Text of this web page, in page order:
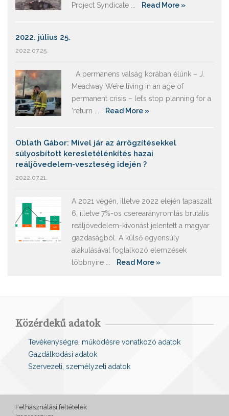
Project Syndicate ... Read More »
2022. július 25.
2022.07.25.
A permanens válság korában élünk – J.
Meadway We’re living in an age of
permanent crisis – let’s stop planning for a
‘return ... Read More »
Oblath Gábor: Mivel jár az árrögzítésekkel
súlyosbított keresletélénkítés hazai
reáljövedelem-veszteség idején ?
2022.07.21.
A 2021 végén, illetve 2022 elején tapaszalt
6, illetve 7%-os cserearányromlás brutális
reáljövedelem-kivonást jelentett a magyar
gazdaságból. A külső egyensúly
alakulásával foglalkozó elemzések
többnyire ... Read More »
Közérdekű adatok
Tevékenységre, működésre vonatkozó adatok
Gazdálkodási adatok
Szervezeti, személyzeti adatok
Felhasználási feltételek